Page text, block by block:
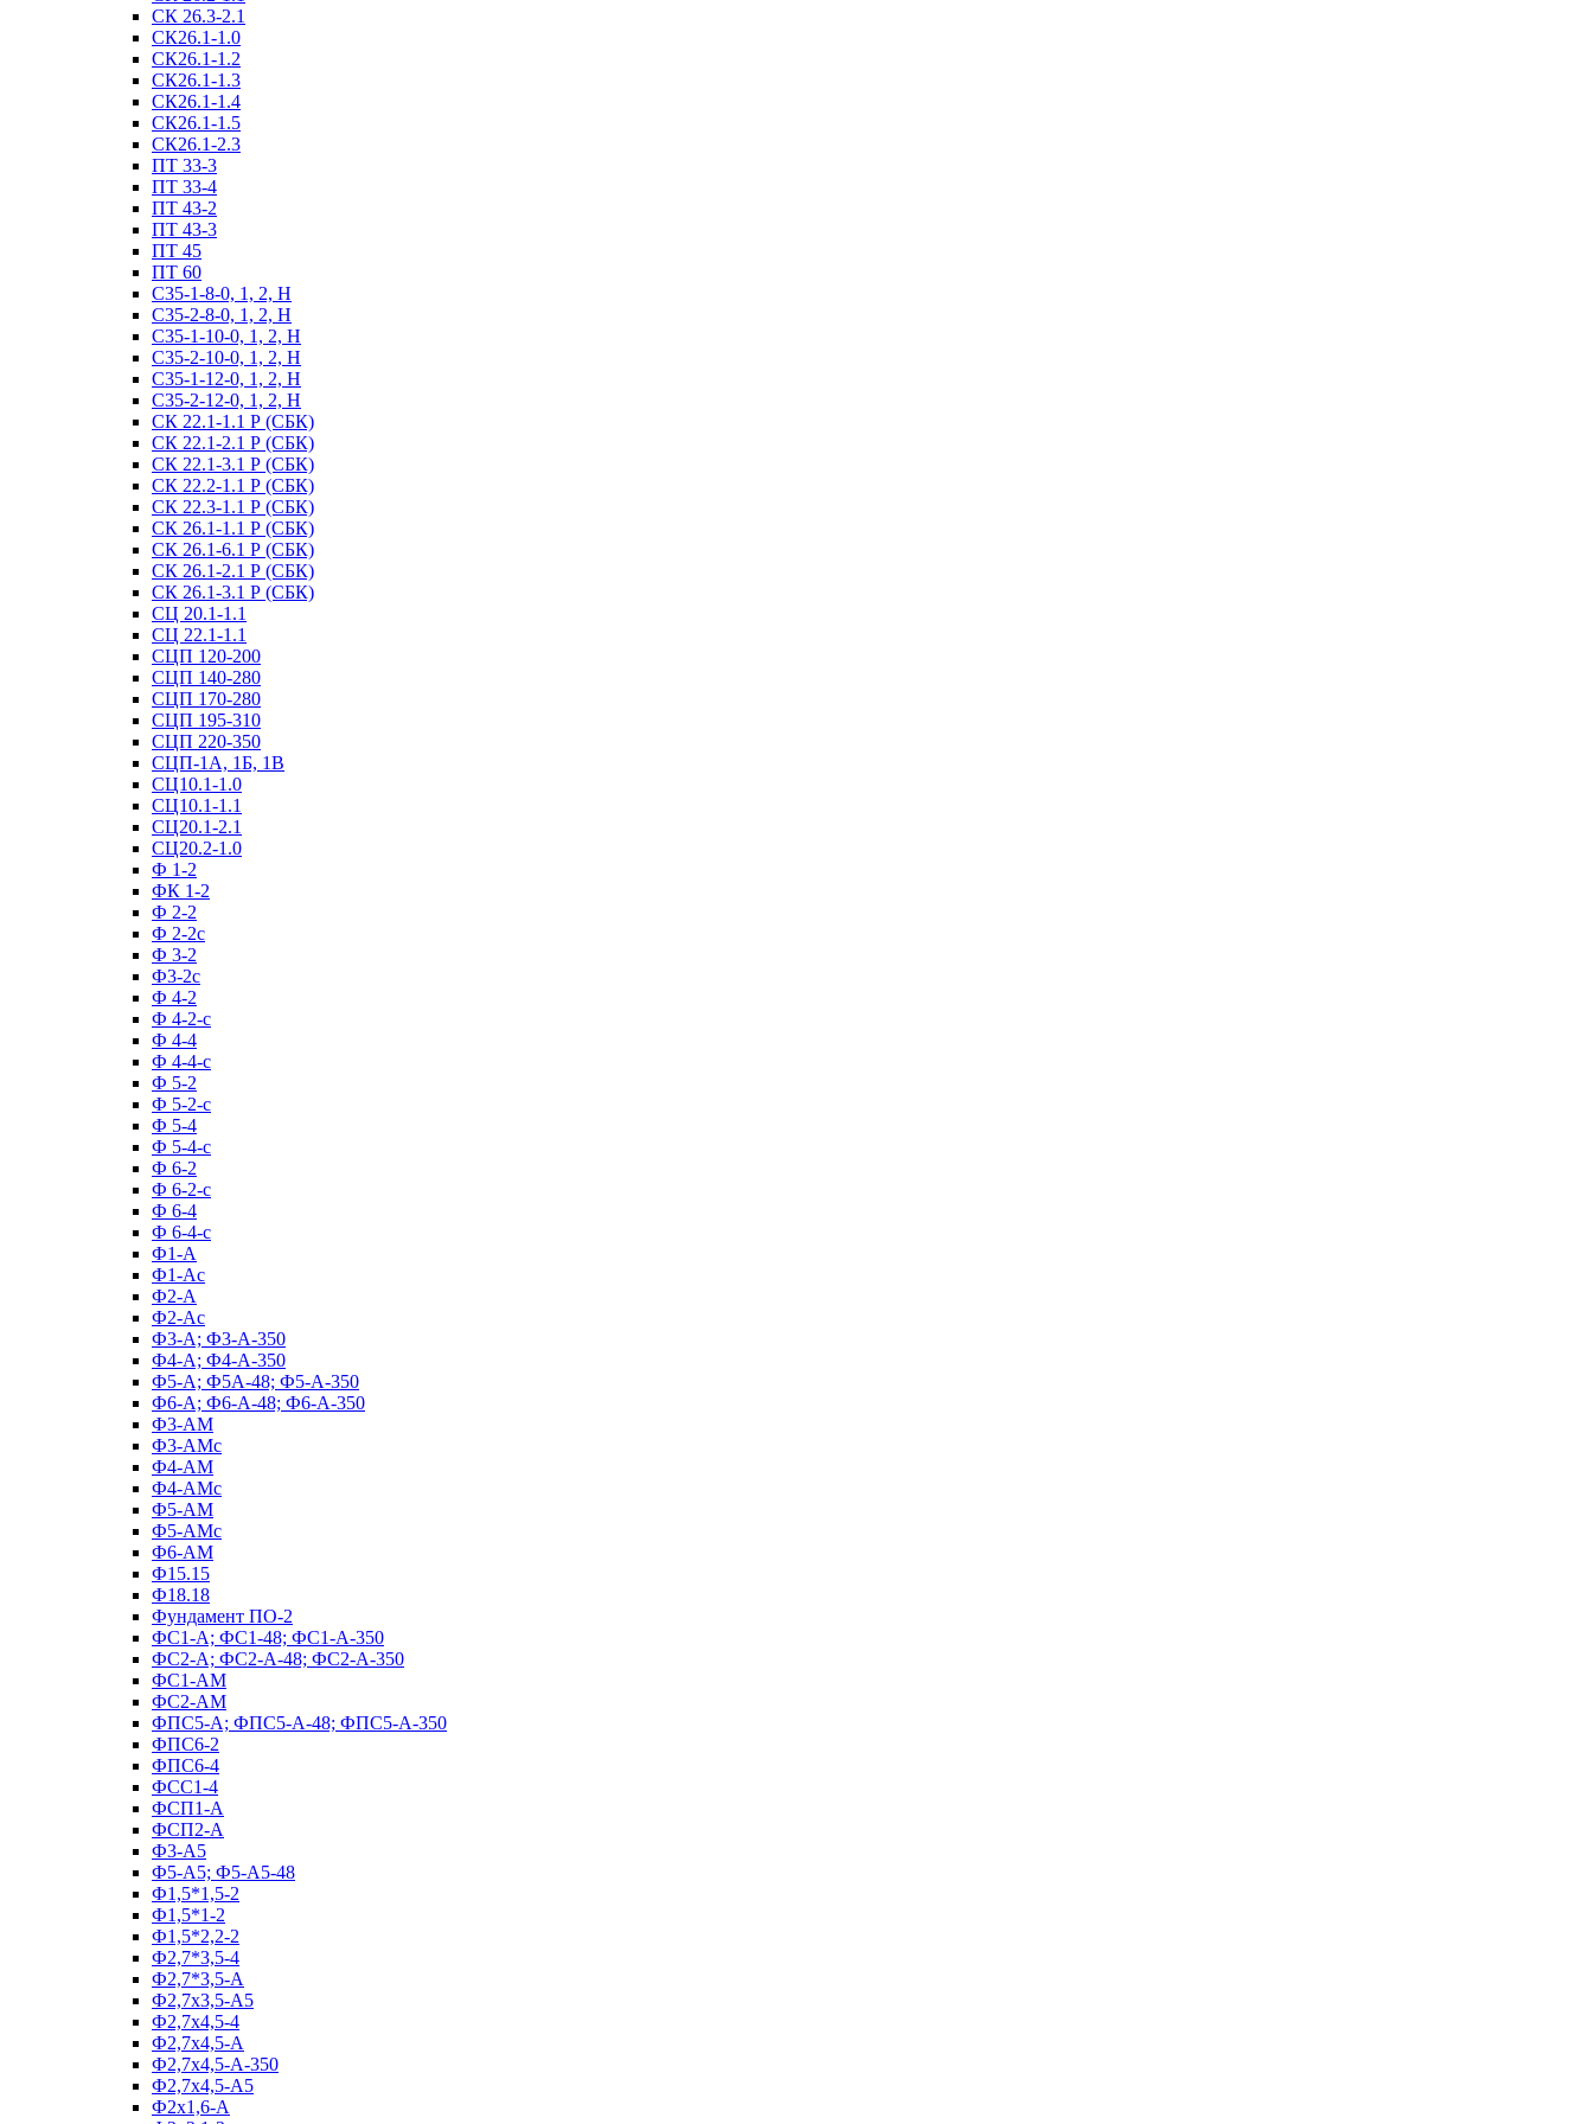
СК 26.3-2.1
СК26.1-1.0
СК26.1-1.2
СК26.1-1.3
СК26.1-1.4
СК26.1-1.5
СК26.1-2.3
ПТ 33-3
ПТ 33-4
ПТ 43-2
ПТ 43-3
ПТ 45
ПТ 60
С35-1-8-0, 1, 2, Н
С35-2-8-0, 1, 2, Н
С35-1-10-0, 1, 2, Н
С35-2-10-0, 1, 2, Н
С35-1-12-0, 1, 2, Н
С35-2-12-0, 1, 2, Н
СК 22.1-1.1 Р (СБК)
СК 22.1-2.1 Р (СБК)
СК 22.1-3.1 Р (СБК)
СК 22.2-1.1 Р (СБК)
СК 22.3-1.1 Р (СБК)
СК 26.1-1.1 Р (СБК)
СК 26.1-6.1 Р (СБК)
СК 26.1-2.1 Р (СБК)
СК 26.1-3.1 Р (СБК)
СЦ 20.1-1.1
СЦ 22.1-1.1
СЦП 120-200
СЦП 140-280
СЦП 170-280
СЦП 195-310
СЦП 220-350
СЦП-1А, 1Б, 1В
СЦ10.1-1.0
СЦ10.1-1.1
СЦ20.1-2.1
СЦ20.2-1.0
Ф 1-2
ФК 1-2
Ф 2-2
Ф 2-2с
Ф 3-2
Ф3-2с
Ф 4-2
Ф 4-2-с
Ф 4-4
Ф 4-4-с
Ф 5-2
Ф 5-2-с
Ф 5-4
Ф 5-4-с
Ф 6-2
Ф 6-2-с
Ф 6-4
Ф 6-4-с
Ф1-А
Ф1-Ас
Ф2-А
Ф2-Ас
Ф3-А; Ф3-А-350
Ф4-А; Ф4-А-350
Ф5-А; Ф5А-48; Ф5-А-350
Ф6-А; Ф6-А-48; Ф6-А-350
Ф3-АМ
Ф3-АМс
Ф4-АМ
Ф4-АМс
Ф5-АМ
Ф5-АМс
Ф6-АМ
Ф15.15
Ф18.18
Фундамент ПО‑2
ФС1-А; ФС1-48; ФС1-А-350
ФС2-А; ФС2-А-48; ФС2-А-350
ФС1-АМ
ФС2-АМ
ФПС5-А; ФПС5-А-48; ФПС5-А-350
ФПС6-2
ФПС6-4
ФСС1-4
ФСП1-А
ФСП2-А
Ф3-А5
Ф5-А5; Ф5-А5-48
Ф1,5*1,5-2
Ф1,5*1-2
Ф1,5*2,2-2
Ф2,7*3,5-4
Ф2,7*3,5-А
Ф2,7х3,5-А5
Ф2,7х4,5-4
Ф2,7х4,5-А
Ф2,7х4,5-А-350
Ф2,7х4,5-А5
Ф2х1,6-А